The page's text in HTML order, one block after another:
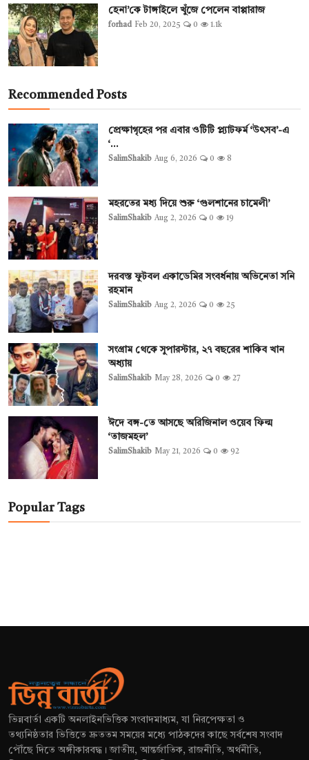
হেনা’কে টাঙ্গাইলে খুঁজে পেলেন বাপ্পারাজ
forhad Feb 20, 2025 0 1.1k
Recommended Posts
প্রেক্ষাগৃহের পর এবার ওটিটি প্ল্যাটফর্ম ‘উৎসব’-এ
‘...
SalimShakib Aug 6, 2026 0 8
মহরতের মধ্য দিয়ে শুরু ‘গুলশানের চামেলী’
SalimShakib Aug 2, 2026 0 19
দরবস্ত ফুটবল একাডেমির সংবর্ধনায় অভিনেতা সনি
রহমান
SalimShakib Aug 2, 2026 0 25
সংগ্রাম থেকে সুপারস্টার, ২৭ বছরের শাকিব খান
অধ্যায়
SalimShakib May 28, 2026 0 27
ঈদে বঙ্গ-তে আসছে অরিজিনাল ওয়েব ফিল্ম
‘তাজমহল’
SalimShakib May 21, 2026 0 92
Popular Tags
ভিন্নবার্তা একটি অনলাইনভিত্তিক সংবাদমাধ্যম, যা নিরপেক্ষতা ও
তথ্যনিষ্ঠতার ভিত্তিতে দ্রুততম সময়ের মধ্যে পাঠকদের কাছে সর্বশেষ সংবাদ
পৌঁছে দিতে অঙ্গীকারবদ্ধ। জাতীয়, আন্তর্জাতিক, রাজনীতি, অর্থনীতি,